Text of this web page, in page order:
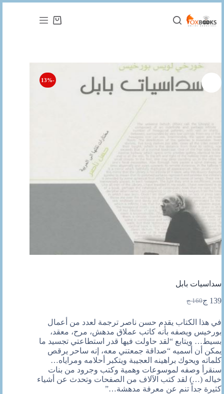
المحتوى
عربة
-13%
سداسيات بابل
160 ج
السعر
هو:
160 ج.
139 جالسعر
هو:
139 ج.
في هذا الكتاب يقدم حسن ناصر ترجمة لعدد من أعمال
بورخيس ويصفه بأنه كاتب عملاق مدهش، مرح، معقد،
بسيط… ويتابع “لقد حاولت فيها قدر استطاعتي تجسيد ما
يمكن أن أسميه “صداقة جمعتني معه، إنه ساحر يرقص
كلماته ويحوك براهينه العجيبة ويتكبر أحلامه ومراياه…
سنقرأ وصفه لموسوعات وهمية وكتب وجرود من بنات
خياله (…) لقد كتب الآلاف من الصفحات وتحدث عن أشياء
كثيرة جداً تنم عن معرفة مدهشة…”